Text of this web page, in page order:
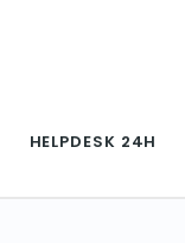
HELPDESK 24H